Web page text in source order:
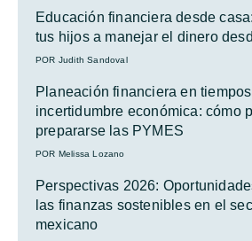
Educación financiera desde
tus hijos a manejar el dinero
POR Judith Sandoval
Planeación financiera en
incertidumbre económica: cómo
prepararse las PYMES
POR Melissa Lozano
Perspectivas 2026:
las finanzas sostenibles en el
mexicano